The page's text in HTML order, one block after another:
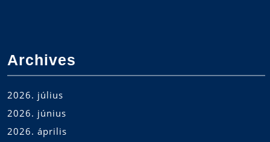
Archives
2026. július
2026. június
2026. április